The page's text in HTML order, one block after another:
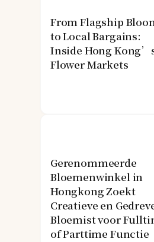
From Flagship
to Local Bargains:
Inside Hong
Flower Markets
Gerenommeerde
Bloemenwinkel in
Hongkong Zoekt
Creatieve en
Bloemist voor
of Parttime Functie